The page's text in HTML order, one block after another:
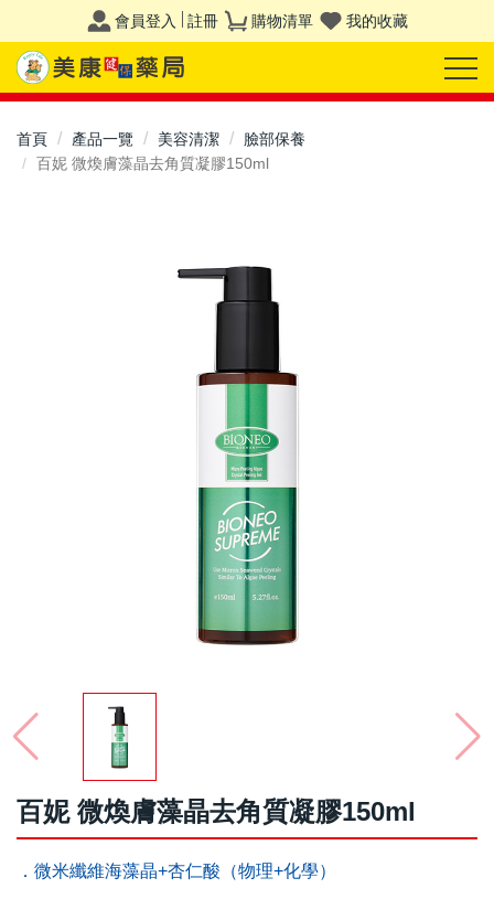
會員登入 註冊 購物清單 我的收藏
首頁 產品一覽 美容清潔
臉部保養
百妮 微煥膚藻晶去角質凝膠150ml
百妮 微煥膚藻晶去角質凝膠150ml
．微米纖維海藻晶+杏仁酸（物理+化學）